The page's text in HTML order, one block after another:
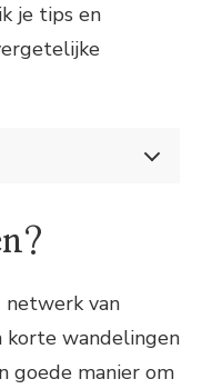
je tips en
in België
wandeltocht
van
korte wandelingen
goede manier om